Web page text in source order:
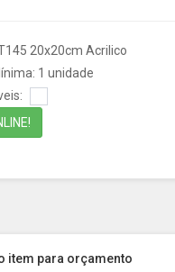
20x20cm Acrilico
1 unidade
item para orçamento